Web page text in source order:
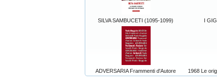
SILVA SAMBUCETI (1095-1099) I
ADVERSARIA Frammenti d'Autore 1968 Le